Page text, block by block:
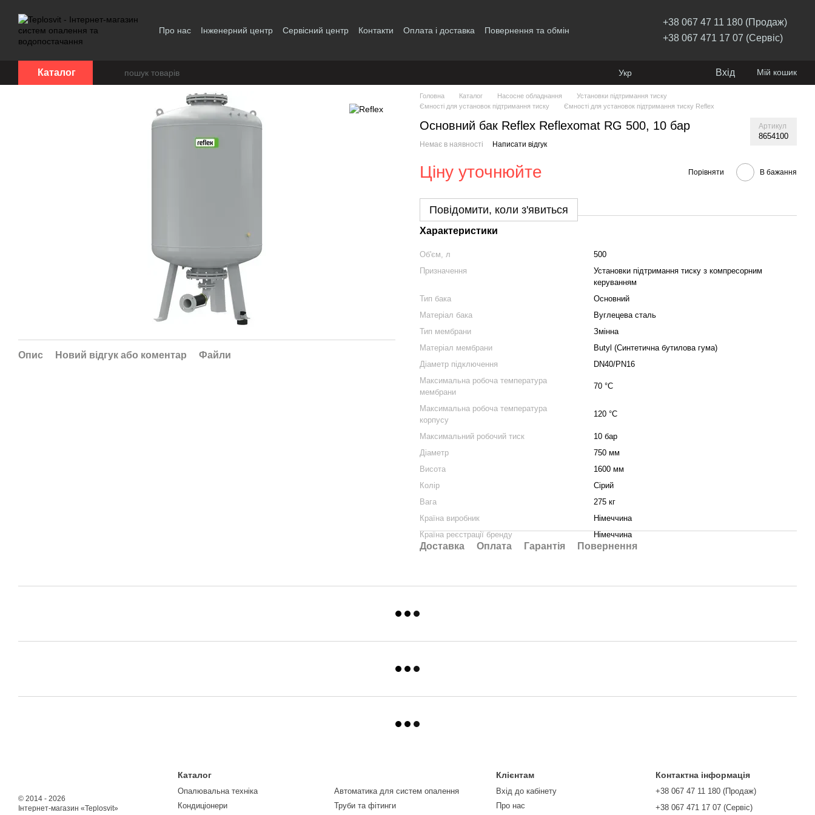
Про нас Інженерний центр Сервісний центр Контакти Оплата і доставка
Повернення та обмін
+38 067 47 11 180 (Продаж)
+38 067 471 17 07 (Сервіс)
Каталог Укр Вхід Мій кошик
Опис Новий відгук або коментар Файли
Головна Каталог Насосне обладнання
Установки підтримання тиску
Ємності для установок підтримання тиску
Ємності для установок підтримання тиску Reflex
Основний бак Reflex Reflexomat RG 500, 10 бар Артикул
8654100
Немає в наявності Написати відгук
Ціну уточнюйте Порівняти В бажання
Повідомити, коли з'явиться
Характеристики
Об'єм, л
500
Призначення
Установки підтримання тиску з компресорним
керуванням
Тип бака
Основний
Матеріал бака
Вуглецева сталь
Тип мембрани
Змінна
Матеріал мембрани
Butyl (Синтетична бутилова гума)
Діаметр підключення
DN40/PN16
Максимальна робоча температура
мембрани
70 °C
Максимальна робоча температура
корпусу
120 °C
Максимальний робочий тиск
10 бар
Діаметр
750 мм
Висота
1600 мм
Колір
Сірий
Вага
275 кг
Країна виробник
Німеччина
Країна реєстрації бренду
Німеччина
Доставка Оплата Гарантія Повернення
© 2014 - 2026
Інтернет-магазин «Teplosvit»
Каталог
Опалювальна техніка
Кондиціонери
Автоматика для систем опалення
Труби та фітинги
Клієнтам
Вхід до кабінету
Про нас
Контактна інформація
+38 067 47 11 180 (Продаж)
+38 067 471 17 07 (Сервіс)